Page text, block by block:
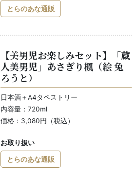
とらのあな通販
【美男児お楽しみセット】「蔵
人美男児」あさぎり楓（絵 兔
ろうと）
日本酒＋A4タペストリー
内容量：720ml
価格：3,080円（税込）
お取り扱い
とらのあな通販